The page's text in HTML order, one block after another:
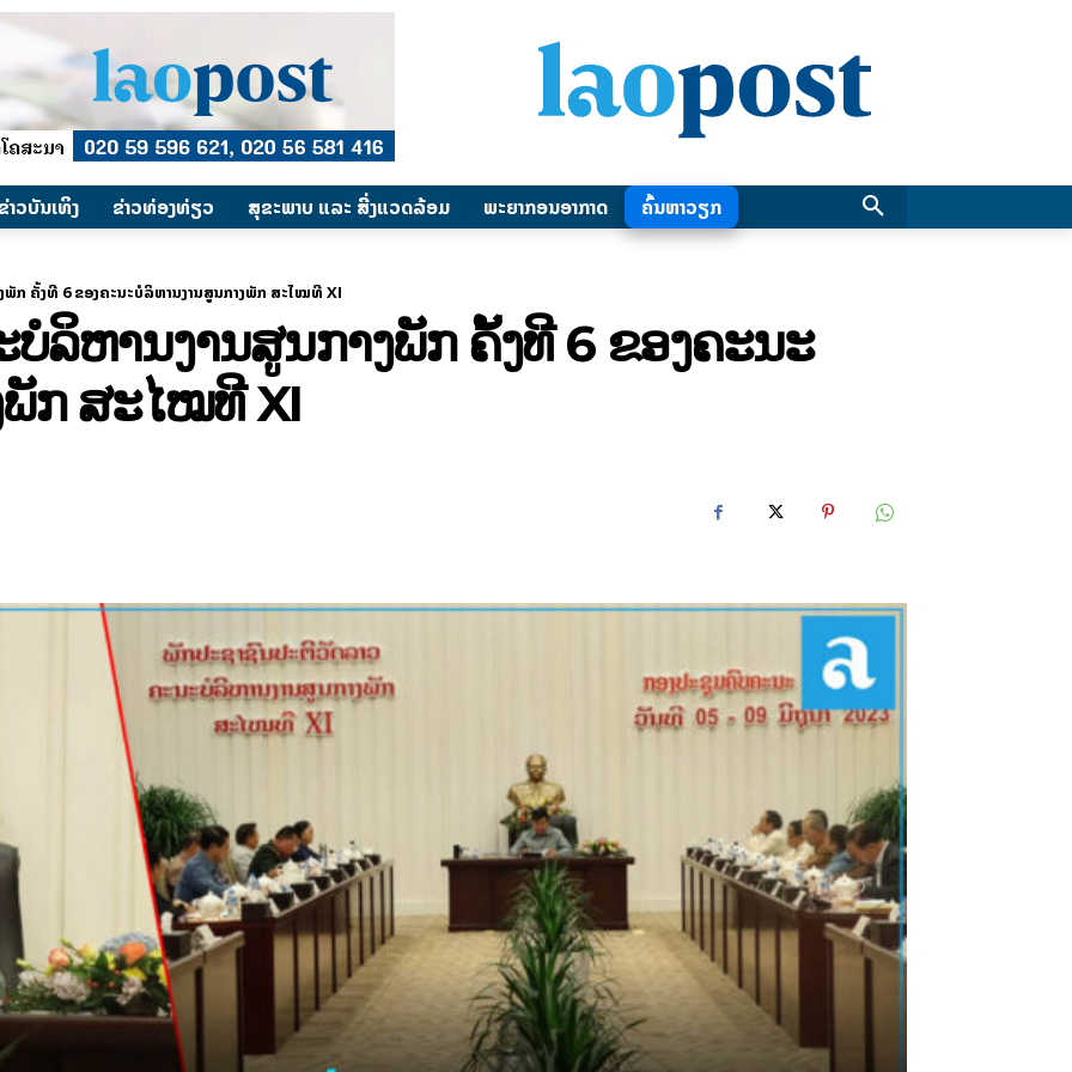
າວບັນເທິງ ​ຂ່າວທ່ອງທ່ຽວ ສຸຂະພາບ ແລະ ສີ່ງແວດລ້ອມ ພະຍາກອນອາກາດ ຄົ້ນຫາວຽກ
ກ ຄັ້ງທີ 6 ຂອງຄະນະບໍລິຫານງານສູນກາງພັກ ສະໄໝທີ XI
ລິຫານງານສູນກາງພັກ ຄັ້ງທີ 6 ຂອງຄະນະ
ກ ສະໄໝທີ XI